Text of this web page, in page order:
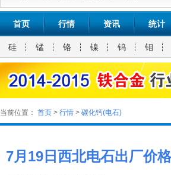
首页 行情 资讯 统计
硅 锰 铬 镍 钨 钼
当前位置： 首页 > 行情 > 碳化钙(电石)
7月19日西北电石出厂价